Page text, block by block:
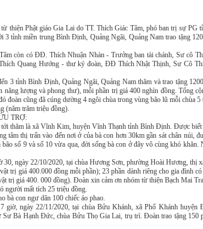
từ thiện Phật giáo Gia Lai do TT. Thích Giác Tâm, phó ban trị sự PG
3 tỉnh miền trung Bình Định, Quảng Ngãi, Quảng Nam trao tặng
còn có ĐĐ. Thích Nhuận Nhàn - Trưởng ban tài chánh, Sư cô
Quang Hướng - thư ký đoàn, ĐĐ Thích Nhật Thịnh, Sư Cô
3 tỉnh Bình Định, Quảng Ngãi, Quảng Nam thăm và trao tặng
năng lượng và phong thư), mỗi phần trị giá 400 nghìn đồng. Tổng
đoàn cũng đã cúng dường 4 ngôi chùa trong vùng bão lũ mỗi chùa 5
(năm trăm triệu đồng).
TRỢ:
thăm là xã Vĩnh Kim, huyện Vĩnh Thạnh tỉnh Bình Định. Được biết
tâm thị trấn vào đến nơi ở của bà con hơn 30km gần sát chân núi,
số 9 và số 10 vừa qua, đời sống bà con ở đây vô cùng khó khăn.
ngày 22/10/2020, tại chùa Hương Sơn, phường Hoài Hương, thị
trị giá 400.000 đồng mỗi phần); 23 phần dành riêng cho gia đình
trị giá 400. 000 đồng). Đoàn xin cảm ơn nhóm từ thiện Bạch Mai
người mất tích 25 triệu đồng.
bà con ngư dân 100 chiếc áo phao.
ngày 22/11/2020, tại chùa Bửu Khánh, xã Phổ Khánh
Bà Hạnh Đức, chùa Bửu Thọ Gia Lai, trụ trì. Đoàn trao tặng 150